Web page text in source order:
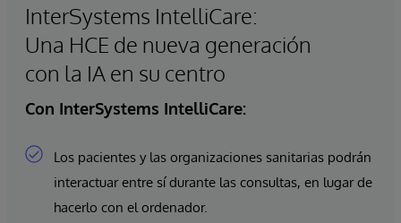
InterSystems IntelliCare:
Una HCE de nueva generación
con la IA en su centro
Con InterSystems IntelliCare:
Los pacientes y las organizaciones sanitarias podrán
interactuar entre sí durante las consultas, en lugar de
hacerlo con el ordenador.